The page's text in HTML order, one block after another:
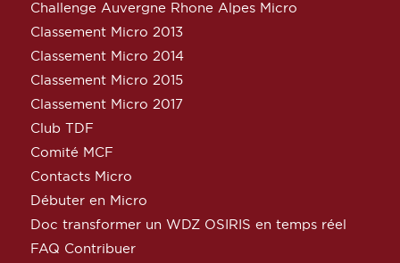
Challenge Auvergne Rhone Alpes Micro
Classement Micro 2013
Classement Micro 2014
Classement Micro 2015
Classement Micro 2017
Club TDF
Comité MCF
Contacts Micro
Débuter en Micro
Doc transformer un WDZ OSIRIS en temps réel
FAQ Contribuer